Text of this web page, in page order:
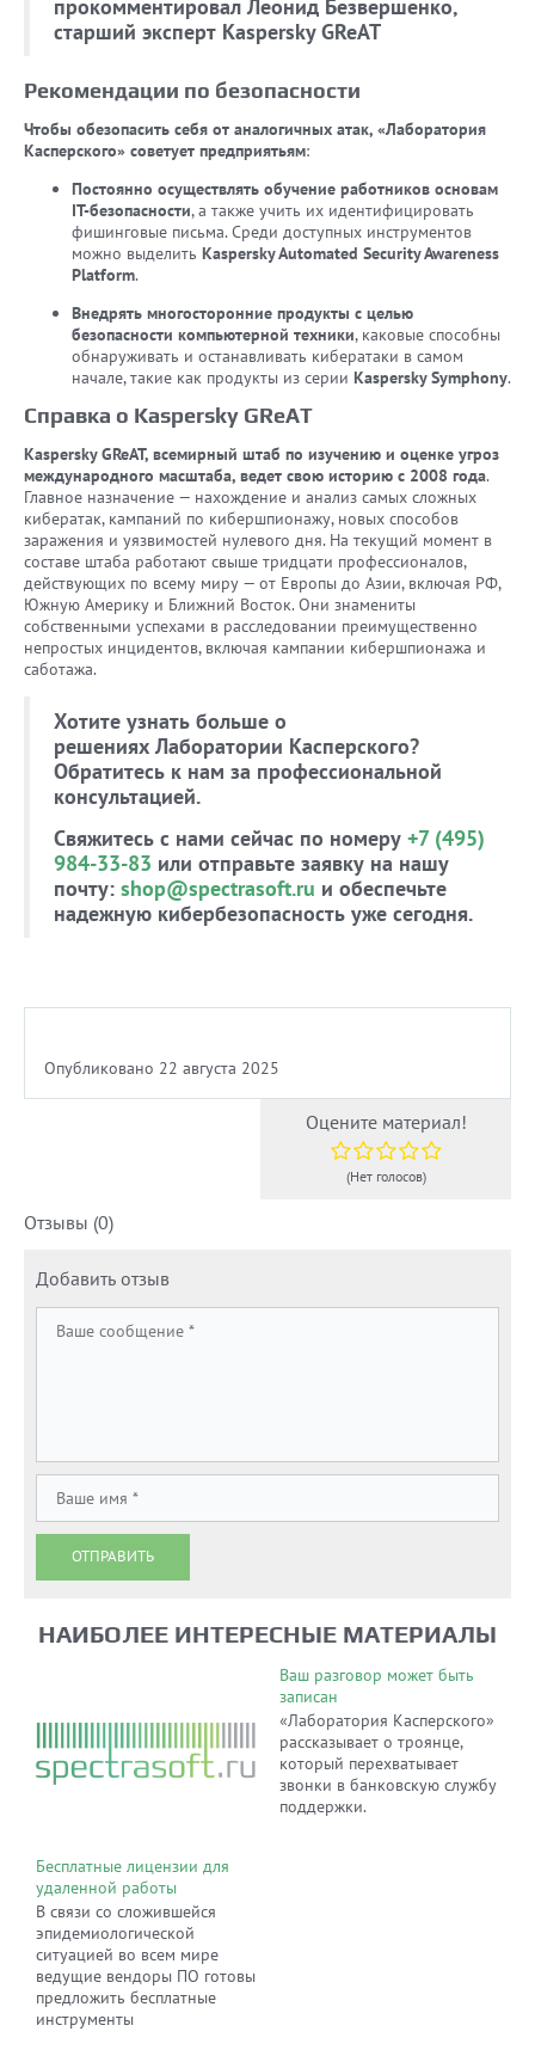
прокомментировал Леонид Безвершенко,
старший эксперт Kaspersky GReAT
Рекомендации по безопасности
Чтобы обезопасить себя от аналогичных атак, «Лаборатория
Касперского» советует предприятьям:
Постоянно осуществлять обучение работников основам
IT-безопасности, а также учить их идентифицировать
фишинговые письма. Среди доступных инструментов
можно выделить Kaspersky Automated Security Awareness
Platform.
Внедрять многосторонние продукты с целью
безопасности компьютерной техники, каковые способны
обнаруживать и останавливать кибератаки в самом
начале, такие как продукты из серии Kaspersky Symphony.
Справка о Kaspersky GReAT
Kaspersky GReAT, всемирный штаб по изучению и оценке угроз
международного масштаба, ведет свою историю с 2008 года.
Главное назначение — нахождение и анализ самых сложных
кибератак, кампаний по кибершпионажу, новых способов
заражения и уязвимостей нулевого дня. На текущий момент в
составе штаба работают свыше тридцати профессионалов,
действующих по всему миру — от Европы до Азии, включая РФ,
Южную Америку и Ближний Восток. Они знамениты
собственными успехами в расследовании преимущественно
непростых инцидентов, включая кампании кибершпионажа и
саботажа.
Хотите узнать больше о
решениях Лаборатории Касперского?
Обратитесь к нам за профессиональной
консультацией.
Свяжитесь с нами сейчас по номеру +7 (495)
984-33-83 или отправьте заявку на нашу
почту: shop@spectrasoft.ru и обеспечьте
надежную кибербезопасность уже сегодня.
Опубликовано 22 августа 2025
Оцените материал!
(Нет голосов)
Отзывы (0)
Добавить отзыв
ОТПРАВИТЬ
НАИБОЛЕЕ ИНТЕРЕСНЫЕ МАТЕРИАЛЫ
Бесплатные лицензии для
удаленной работы
В связи со сложившейся
эпидемиологической
ситуацией во всем мире
ведущие вендоры ПО готовы
предложить бесплатные
инструменты
Ваш разговор может быть
записан
«Лаборатория Касперского»
рассказывает о троянце,
который перехватывает
звонки в банковскую службу
поддержки.